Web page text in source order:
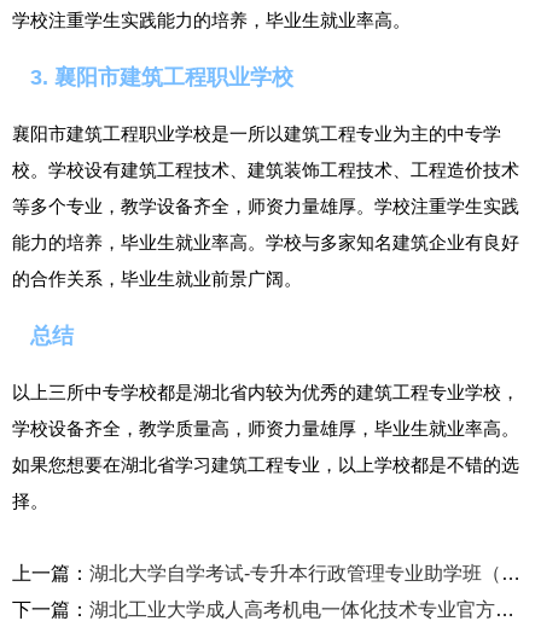
学校注重学生实践能力的培养，毕业生就业率高。
3. 襄阳市建筑工程职业学校
襄阳市建筑工程职业学校是一所以建筑工程专业为主的中专学
校。学校设有建筑工程技术、建筑装饰工程技术、工程造价技术
等多个专业，教学设备齐全，师资力量雄厚。学校注重学生实践
能力的培养，毕业生就业率高。学校与多家知名建筑企业有良好
的合作关系，毕业生就业前景广阔。
总结
以上三所中专学校都是湖北省内较为优秀的建筑工程专业学校，
学校设备齐全，教学质量高，师资力量雄厚，毕业生就业率高。
如果您想要在湖北省学习建筑工程专业，以上学校都是不错的选
择。
上一篇： 湖北大学自学考试-专升本行政管理专业助学班（报名入口+官方报考指南）
下一篇： 湖北工业大学成人高考机电一体化技术专业官方最新招生简章一览表